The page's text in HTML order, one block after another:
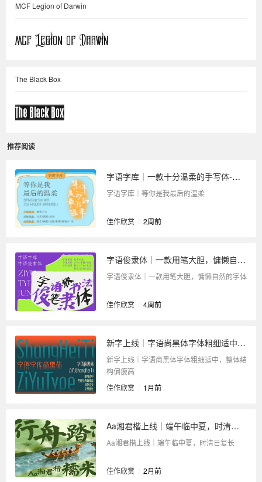
MCF Legion of Darwin
The Black Box
推荐阅读
字语字库｜一款十分温柔的手写体-等你是我最后的温柔
字语字库｜等你是我最后的温柔
佳作欣赏 2周前
字语俊隶体｜一款用笔大胆，慵懒自然的字体
字语俊隶体｜一款用笔大胆，慵懒自然的字体
佳作欣赏 4周前
新字上线｜字语尚黑体字体粗细适中，整体结构偏瘦高
新字上线｜字语尚黑体字体粗细适中，整体结
构偏瘦高
佳作欣赏
1月前
Aa湘君楷上线｜端午临中夏，时清日复长
Aa湘君楷上线｜端午临中夏，时清日复长
佳作欣赏 2月前